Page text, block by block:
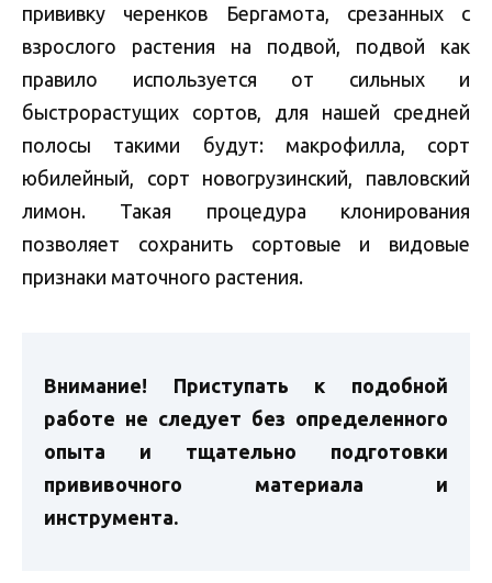
прививку черенков Бергамота, срезанных с
взрослого растения на подвой, подвой как
правило используется от сильных и
быстрорастущих сортов, для нашей средней
полосы такими будут: макрофилла, сорт
юбилейный, сорт новогрузинский, павловский
лимон. Такая процедура клонирования
позволяет сохранить сортовые и видовые
признаки маточного растения.
Внимание! Приступать к подобной
работе не следует без определенного
опыта и тщательно подготовки
прививочного материала и
инструмента.